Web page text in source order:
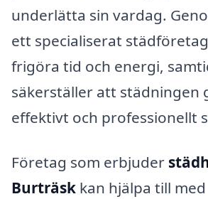
underlätta sin vardag.
ett specialiserat
frigöra tid och energi,
säkerställer att städningen
effektivt och professionellt
Företag som erbjuder
Burträsk kan hjälpa till